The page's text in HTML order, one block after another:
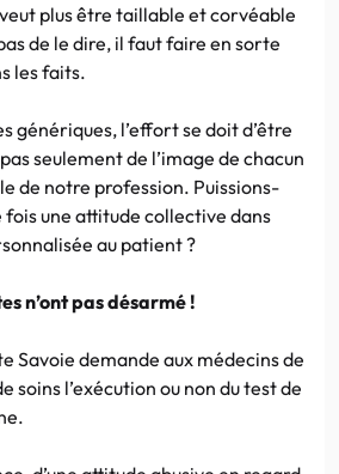
plus être taillable et corvéable
de le dire, il faut faire en sorte
les faits.
génériques, l’effort se doit d’être
seulement de l’image de chacun
de notre profession. Puissions-
fois une attitude collective dans
au patient ?
n’ont pas désarmé !
Savoie demande aux médecins de
soins l’exécution ou non du test de